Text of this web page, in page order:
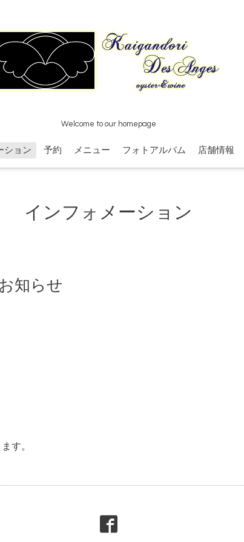
Welcome to our homepage
ション 予約 メニュー フォトアルバム 店舗情報
インフォメーション
知らせ
す。